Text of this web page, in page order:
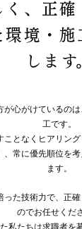
く、正確
環境・施
します
が心がけているの
工です。
ことなくヒアリン
常に優先順位を
ます。
った技術力で、正
のでお任せくだ